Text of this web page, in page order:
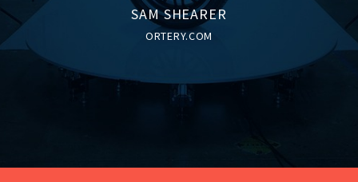
SAM SHEARER
ORTERY.COM